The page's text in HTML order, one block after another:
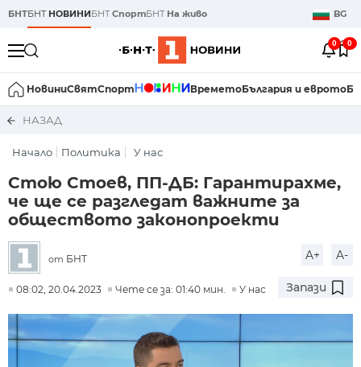
БНТБНТ НОВИНИБНТСпортБНТ На живо BG
0 0
НовиниСвятСпорт ВреметоБългария и еврото
НАЗАД
Начало Политика У нас
Стою Стоев, ПП-ДБ: Гарантирахме,
че ще се разгледат важните за
обществото законопроекти
от БНТ A+ A-
08:02, 20.04.2023 Чете се за: 01:40 мин. У нас Запази